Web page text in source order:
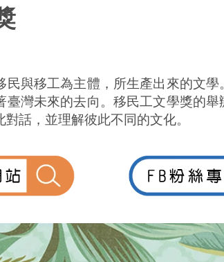
民與移工為主體，所生產出來的文
臺灣未來的去向。移民工文學獎的
話，並理解彼此不同的文化。